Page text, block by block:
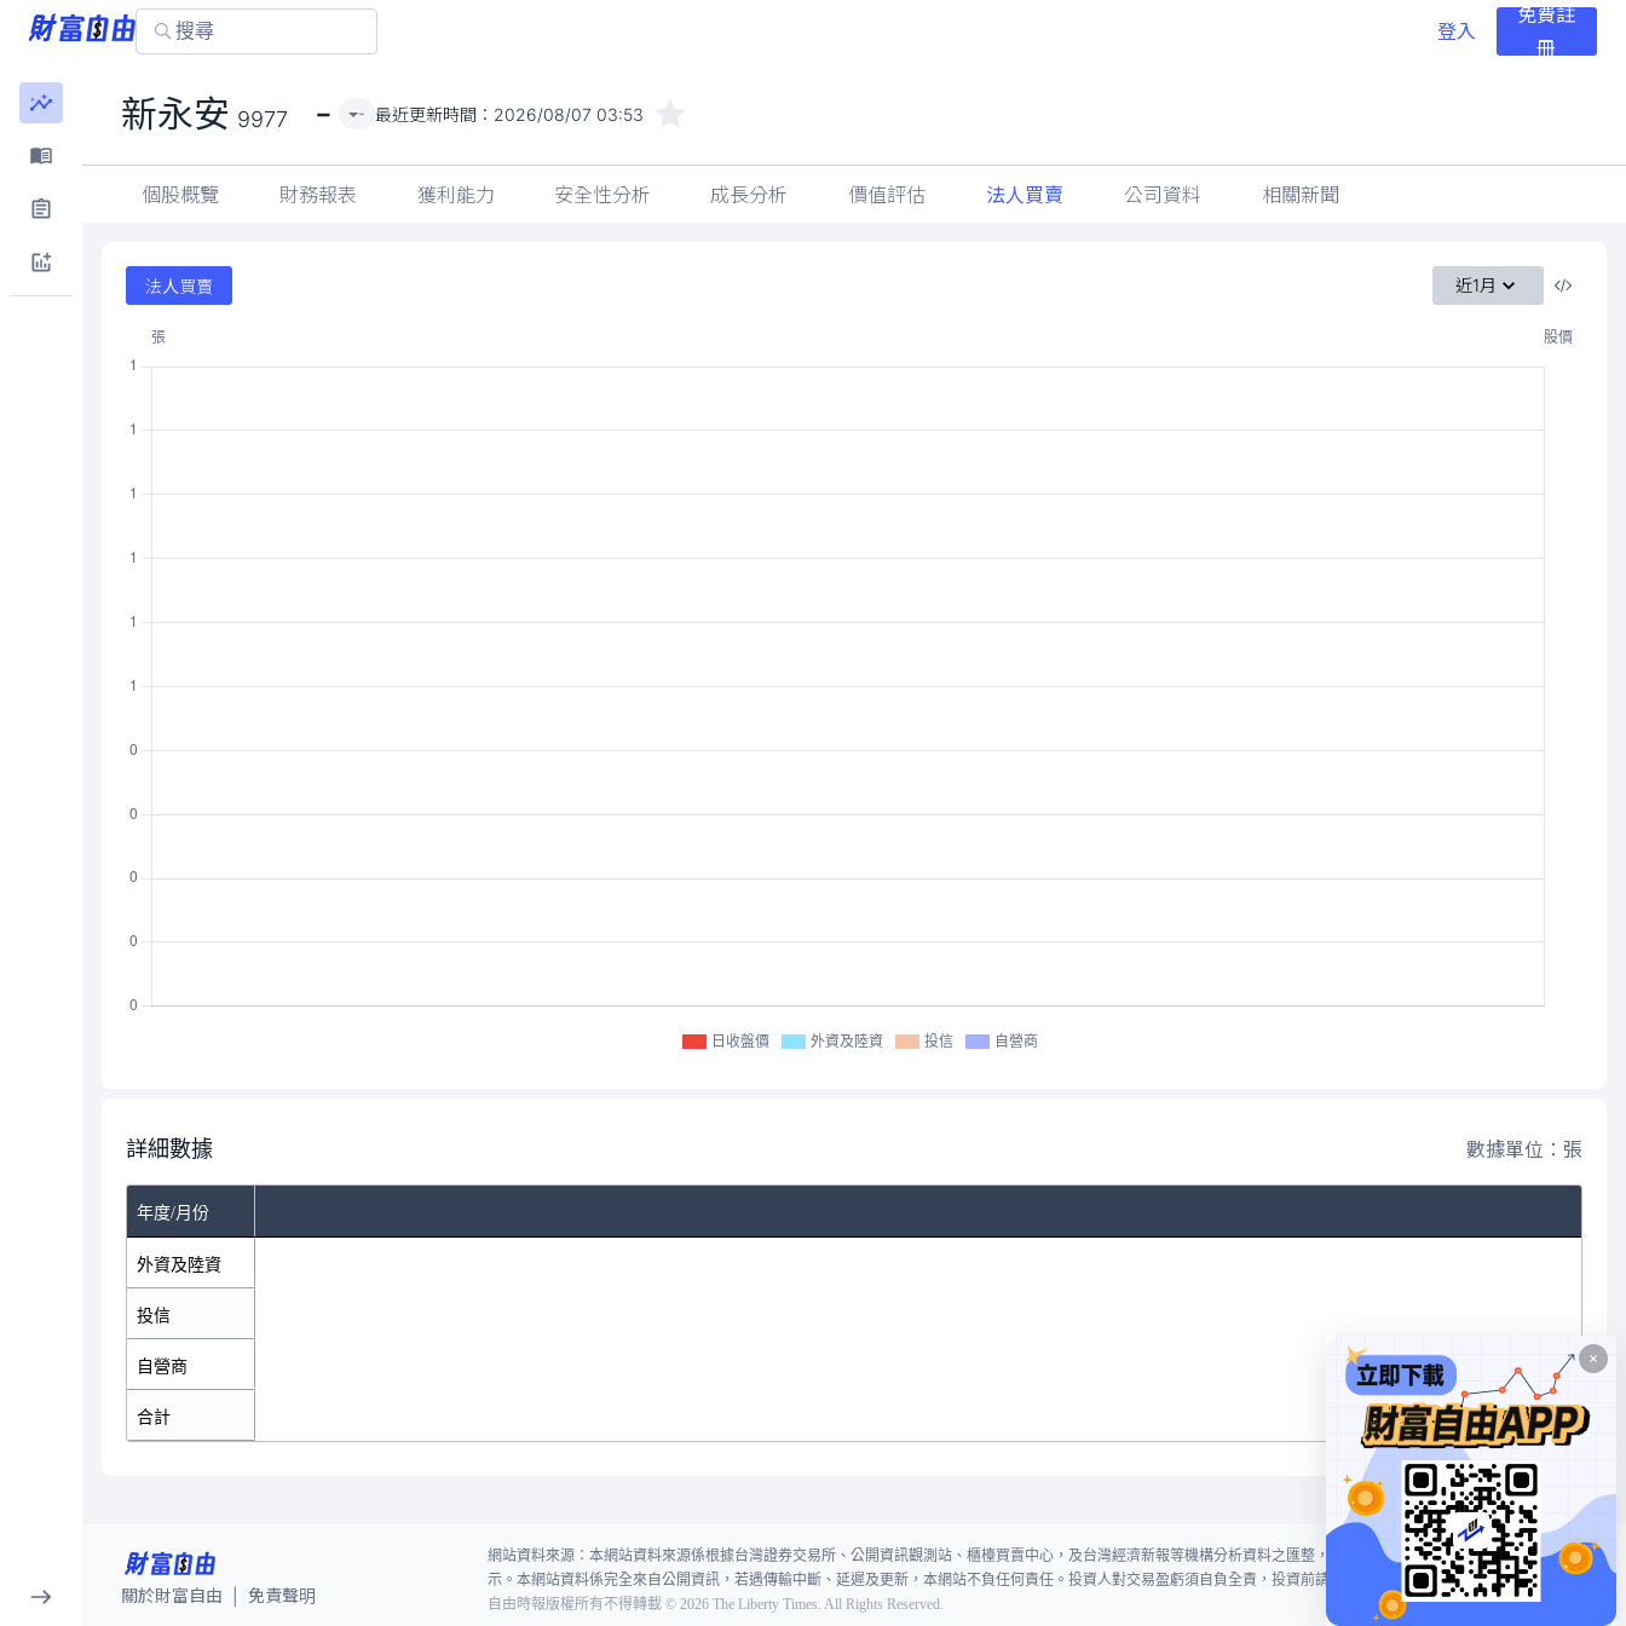
登入
免費註
冊
新永安 9977 - - 最近更新時間： 2026/08/07 03:53
個股概覽 財務報表 獲利能力 安全性分析 成長分析 價值評估 法人買賣 公司資料 相關新聞
法人買賣 近1月
日收盤價 外資及陸資 投信 自營商
詳細數據 數據單位：張
年度/月份
外資及陸資
投信
自營商
合計
關於財富自由 免責聲明
網站資料來源：本網站資料來源係根據台灣證券交易所、公開資訊觀測站、櫃檯買賣中心，及台灣經濟新報等機構分析資料之匯整，本網站對投資人買賣不作任何建議或暗
示。本網站資料係完全來自公開資訊，若遇傳輸中斷、延遲及更新，本網站不負任何責任。投資人對交易盈虧須自負全責，投資前請謹慎評估風險。
自由時報版權所有不得轉載 © 2026 The Liberty Times. All Rights Reserved.